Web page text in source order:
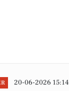
20-06-2026 15:14